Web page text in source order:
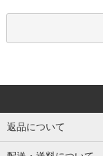
返品について